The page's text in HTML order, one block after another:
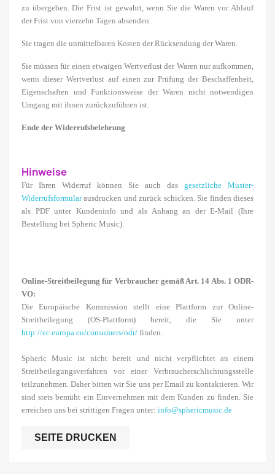
zu übergeben. Die Frist ist gewahrt, wenn Sie die Waren vor Ablauf
der Frist von vierzehn Tagen absenden.
Sie tragen die unmittelbaren Kosten der Rücksendung der Waren.
Sie müssen für einen etwaigen Wertverlust der Waren nur aufkommen,
wenn dieser Wertverlust auf einen zur Prüfung der Beschaffenheit,
Eigenschaften und Funktionsweise der Waren nicht notwendigen
Umgang mit ihnen zurückzuführen ist.
Ende der Widerrufsbelehrung
Hinweise
Für Ihren Widerruf können Sie auch das gesetzliche Muster-
Widerrufsformularausdrucken und zurück schicken. Sie finden dieses
als PDF unter Kundeninfo und als Anhang an der E-Mail (Ihre
Bestellung bei Spheric Music).
Online-Streitbeilegung für Verbraucher gemäß Art. 14 Abs. 1 ODR-
VO:
Die Europäische Kommission stellt eine Plattform zur Online-
Streitbeilegung (OS-Plattform) bereit, die Sie unter
http://ec.europa.eu/consumers/odr/ finden.
Spheric Music ist nicht bereit und nicht verpflichtet an einem
Streitbeilegungsverfahren vor einer Verbraucherschlichtungsstelle
teilzunehmen. Daher bitten wir Sie uns per Email zu kontaktieren. Wir
sind stets bemüht ein Einvernehmen mit dem Kunden zu finden. Sie
erreichen uns bei strittigen Fragen unter: info@sphericmusic.de